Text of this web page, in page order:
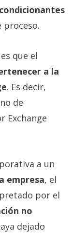
condicionantes
proceso.
que el
a la
. Es decir,
de
Exchange
a un
empresa, el
por el
no
dejado